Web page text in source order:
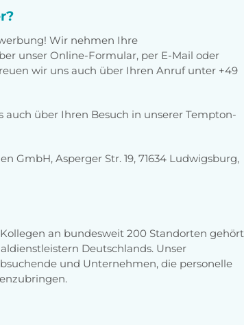
Wir nehmen Ihre
unser Online-Formular, per E-Mail oder
wir uns auch über Ihren Anruf unter +49
auch über Ihren Besuch in unserer Tempton-
GmbH, Asperger Str. 19, 71634 Ludwigsburg,
an bundesweit 200 Standorten gehört
Deutschlands. Unser
und Unternehmen, die personelle